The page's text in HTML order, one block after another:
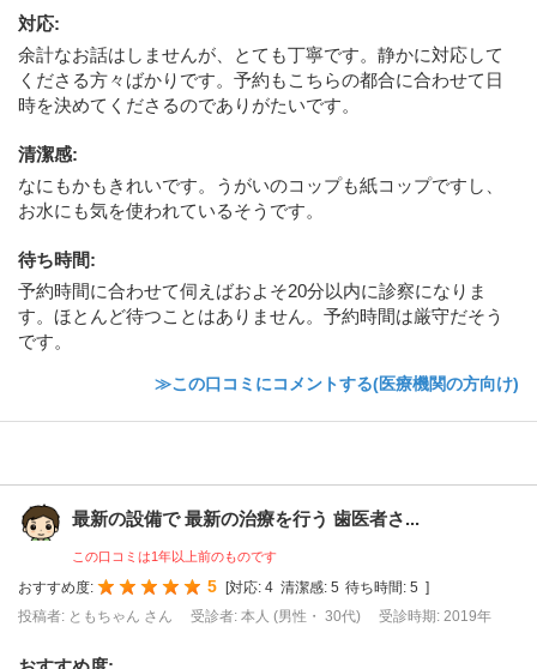
対応:
余計なお話はしませんが、とても丁寧です。静かに対応して
くださる方々ばかりです。予約もこちらの都合に合わせて日
時を決めてくださるのでありがたいです。
清潔感:
なにもかもきれいです。うがいのコップも紙コップですし、
お水にも気を使われているそうです。
待ち時間:
予約時間に合わせて伺えばおよそ20分以内に診察になりま
す。ほとんど待つことはありません。予約時間は厳守だそう
です。
≫この口コミにコメントする(医療機関の方向け)
最新の設備で 最新の治療を行う 歯医者さ...
この口コミは1年以上前のものです
おすすめ度: 5 対応: 4 清潔感: 5 待ち時間: 5
投稿者: ともちゃん さん
受診者: 本人 (男性・ 30代) 受診時期: 2019年